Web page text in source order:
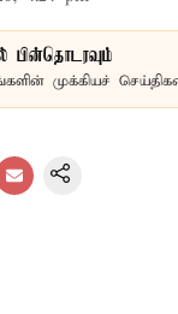
பின்தொடரவும்
முக்கியச்